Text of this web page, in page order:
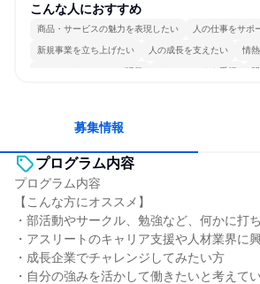
こんな人におすすめ
商品・サービスの魅力を表現したい 人の仕事をサポ
新規事業を立ち上げたい 人の成長を支えたい 情
コミュニケーションが活発 チームワークを重視
募集情報
プログラム内容
プログラム内容
【こんな方にオススメ】
・部活動やサークル、勉強など、何かに打
・アスリートのキャリア支援や人材業界に
・成長企業でチャレンジしてみたい方
・自分の強みを活かして働きたいと考えて